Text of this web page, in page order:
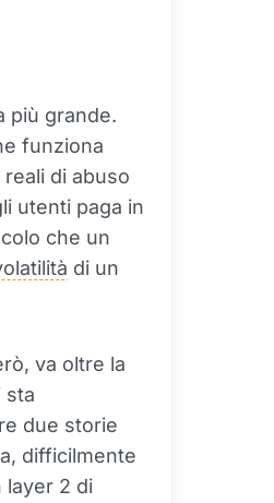
più grande.
funziona
di abuso
utenti paga in
che un
di un
va oltre la
sta
due storie
difficilmente
layer 2 di